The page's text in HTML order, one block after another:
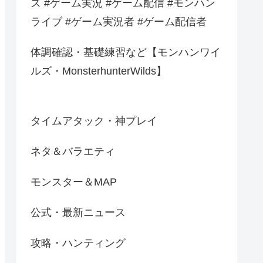
ズ #ゲーム実況 #ゲーム配信 #モンハン
ライブ #ゲーム実況者 #ゲーム配信者
体調確認・基礎練習など【モンハンワイ
ルズ・MonsterhunterWilds】
タイムアタック・神プレイ
ネタ＆バラエティ
モンスター＆MAP
公式・最新ニュース
攻略・ハンティング